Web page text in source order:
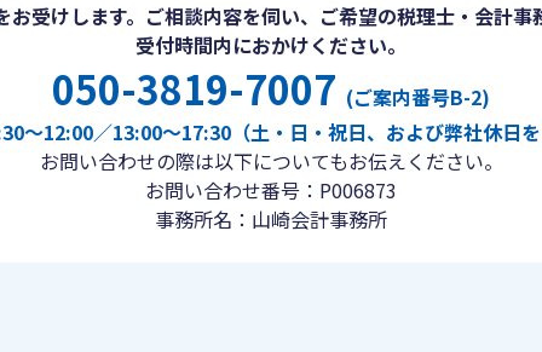
お受けします。ご相談内容を伺い、ご希望の税理士・会計事
受付時間内におかけください。
050-3819-7007 (ご案内番号B-2)
〜12:00／13:00〜17:30（土・日・祝日、および弊社休日
お問い合わせの際は以下についてもお伝えください。
お問い合わせ番号：P006873
事務所名：山崎会計事務所